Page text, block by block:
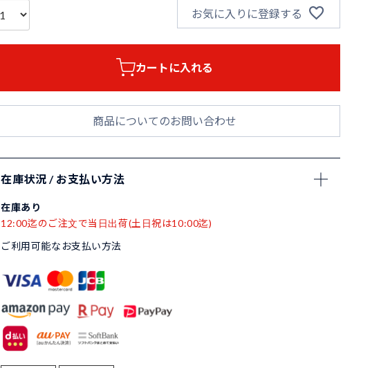
お気に入りに登録する
カートに入れる
商品についてのお問い合わせ
在庫状況 / お支払い方法
在庫あり
12:00迄のご注文で当日出荷(土日祝は10:00迄)
ご利用可能なお支払い方法